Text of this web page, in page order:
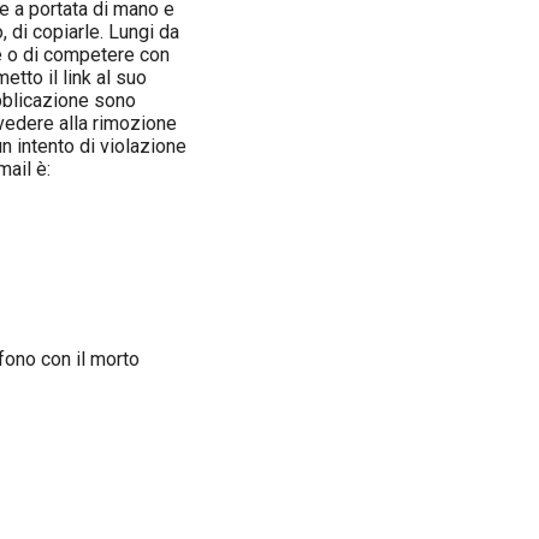
a portata di mano e
di copiarle. Lungi da
o di competere con
il link al suo
sono
alla rimozione
intento di violazione
è:
con il morto